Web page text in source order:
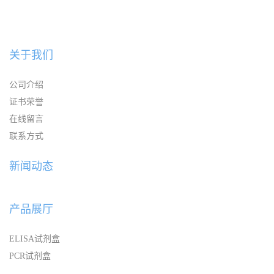
关于我们
公司介绍
证书荣誉
在线留言
联系方式
新闻动态
产品展厅
ELISA试剂盒
PCR试剂盒